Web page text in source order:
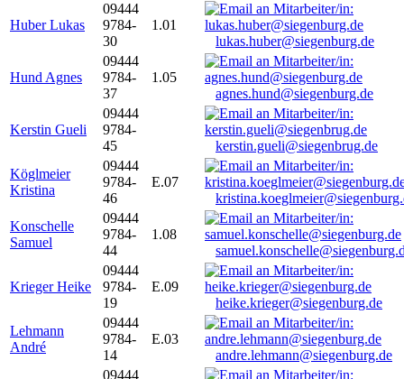
Huber Lukas
09444
9784-
30
1.01
lukas.huber@siegenburg.de
Hund Agnes
09444
9784-
37
1.05
agnes.hund@siegenburg.de
Kerstin Gueli
09444
9784-
45
kerstin.gueli@siegenbrug.de
Köglmeier
Kristina
09444
9784-
46
E.07
Konschelle
Samuel
09444
9784-
44
1.08
Krieger Heike
09444
9784-
19
E.09
heike.krieger@siegenburg.de
Lehmann
André
09444
9784-
14
E.03
andre.lehmann@siegenburg.de
09444